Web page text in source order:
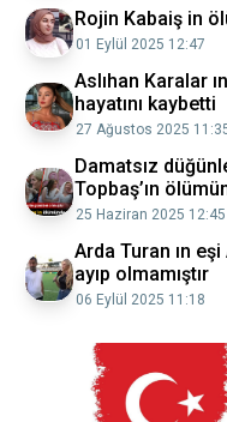
Rojin Kabaiş in
01 Eylül 2025 12:47
Aslıhan Karalar
hayatını kaybetti
27 Ağustos 2025
Damatsız
Topbaş’ın
25 Haziran 2025 12:45
Arda Turan ın
ayıp olmamıştır
06 Eylül 2025 11:18